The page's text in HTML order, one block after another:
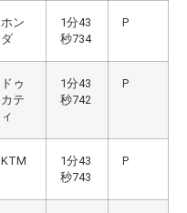
ホン
ダ
1分43
秒734
P
ドゥ
カテ
ィ
1分43
秒742
P
KTM
1分43
秒743
P